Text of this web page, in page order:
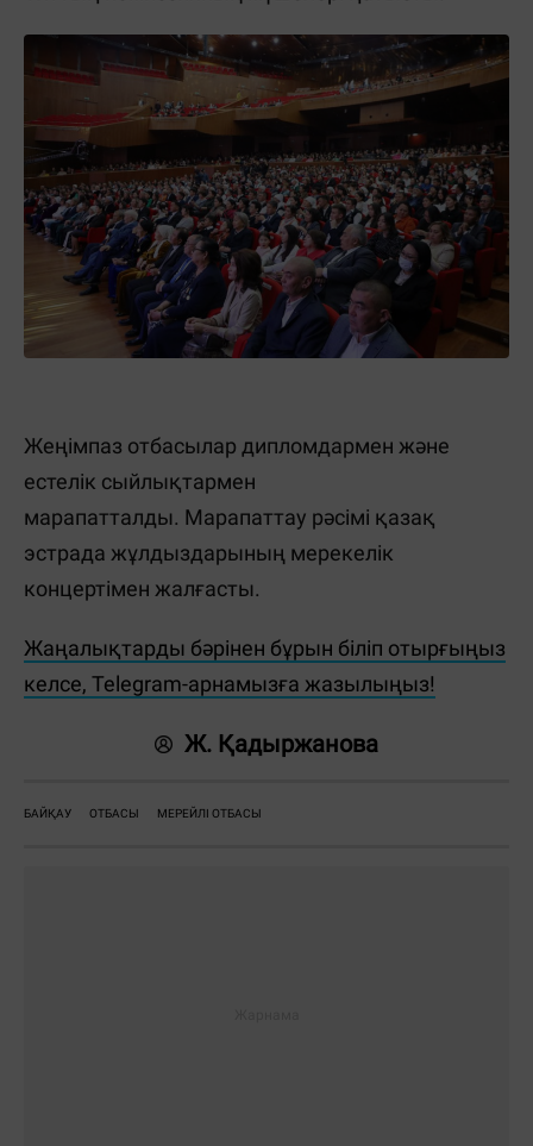
Жеңімпаз отбасылар дипломдармен және
естелік сыйлықтармен
марапатталды. Марапаттау рәсімі қазақ
эстрада жұлдыздарының мерекелік
концертімен жалғасты.
Жаңалықтарды бәрінен бұрын біліп отырғыңыз
келсе, Telegram-арнамызға жазылыңыз!
Ж. Қадыржанова
БАЙҚАУ ОТБАСЫ МЕРЕЙЛІ ОТБАСЫ